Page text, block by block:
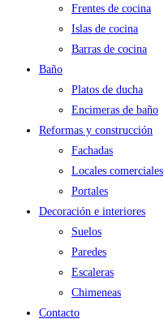
Frentes de cocina
Islas de cocina
Barras de cocina
Baño
Platos de ducha
Encimeras de baño
Reformas y construcción
Fachadas
Locales comerciales
Portales
Decoración e interiores
Suelos
Paredes
Escaleras
Chimeneas
Contacto